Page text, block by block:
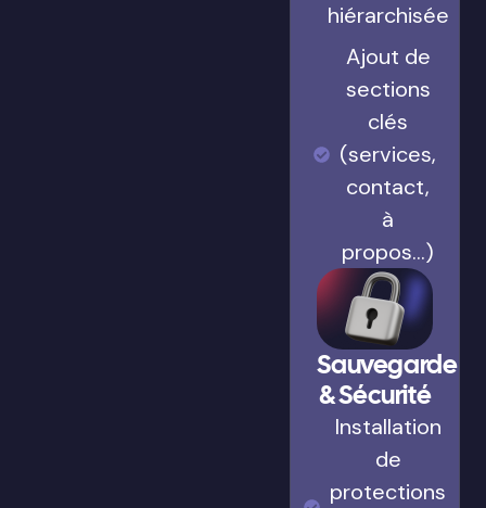
hiérarchisée
Ajout de
sections
clés
(services,
contact,
à
propos…)
Sauvegarde
& Sécurité
Installation
de
protections